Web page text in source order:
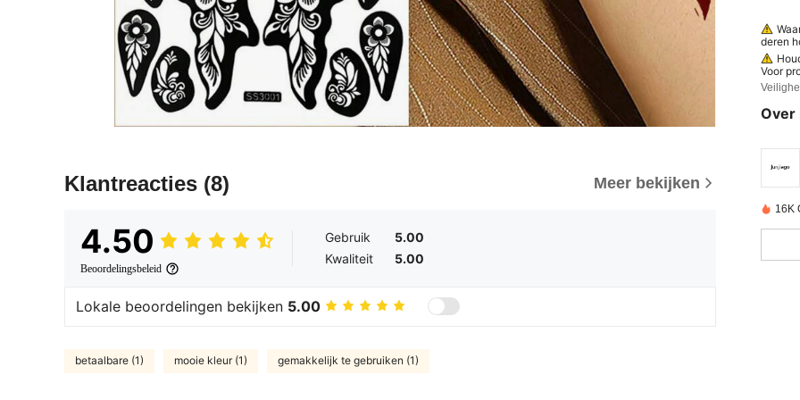
Klantreacties (8) Meer bekijken
4.50
Beoordelingsbeleid
Gebruik
5.00
Kwaliteit
5.00
Lokale beoordelingen bekijken 5.00
betaalbare (1) mooie kleur (1) gemakkelijk te gebruiken (1)
deren
digde
Voor
datum
aar tot
eid van
g:
ten
fysieke
Over
16K